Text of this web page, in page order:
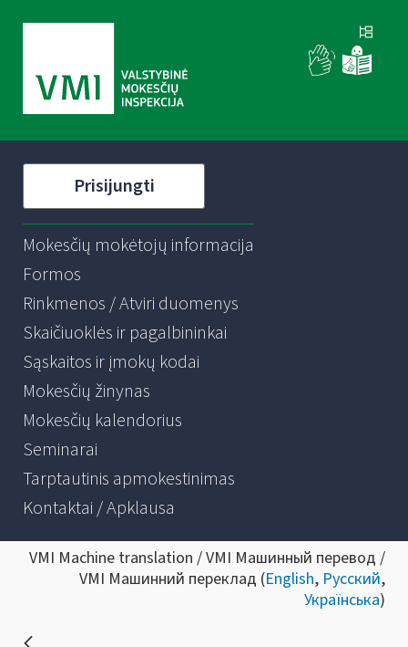
Prisijungti
Mokesčių mokėtojų informacija
Formos
Rinkmenos / Atviri duomenys
Skaičiuoklės ir pagalbininkai
Sąskaitos ir įmokų kodai
Mokesčių žinynas
Mokesčių kalendorius
Seminarai
Tarptautinis apmokestinimas
Kontaktai / Apklausa
VMI Machine translation / VMI Машинный перевод /
VMI Машинний переклад (English, Русский,
Українська)